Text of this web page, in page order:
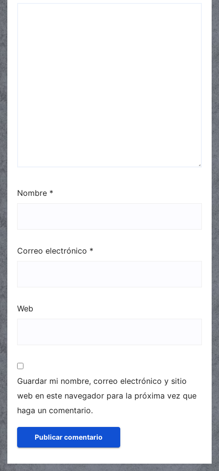
Nombre *
Correo electrónico *
Web
Guardar mi nombre, correo electrónico y sitio
web en este navegador para la próxima vez que
haga un comentario.